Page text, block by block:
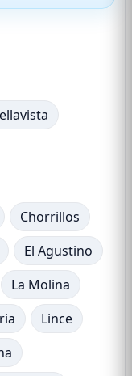
Chorrillos
El Agustino
La Molina
Lince